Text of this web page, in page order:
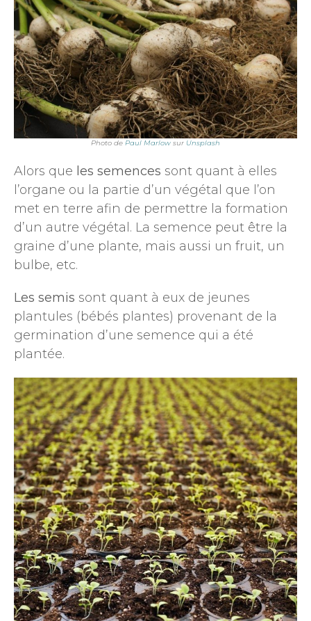
Photo de Paul Marlow sur Unsplash
Alors que les semences sont quant à elles
l’organe ou la partie d’un végétal que l’on
met en terre afin de permettre la formation
d’un autre végétal. La semence peut être la
graine d’une plante, mais aussi un fruit, un
bulbe, etc.
Les semis sont quant à eux de jeunes
plantules (bébés plantes) provenant de la
germination d’une semence qui a été
plantée.